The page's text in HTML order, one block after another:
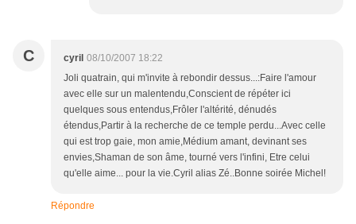
C cyril 08/10/2007 18:22
Joli quatrain, qui m'invite à rebondir dessus...:Faire l'amour
avec elle sur un malentendu,Conscient de répéter ici
quelques sous entendus,Frôler l'altérité, dénudés
étendus,Partir à la recherche de ce temple perdu...Avec celle
qui est trop gaie, mon amie,Médium amant, devinant ses
envies,Shaman de son âme, tourné vers l'infini, Etre celui
qu'elle aime... pour la vie.Cyril alias Zé..Bonne soirée Michel!
Répondre